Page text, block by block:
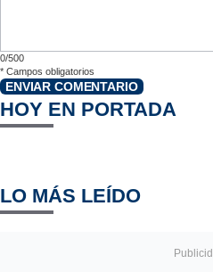
0/500
* Campos obligatorios
ENVIAR COMENTARIO
HOY EN PORTADA
LO MÁS LEÍDO